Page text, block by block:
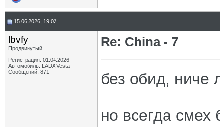
15.06.2026, 19:02
lbvfy
Продвинутый
Регистрация: 01.04.2026
Автомобиль: LADA Vesta
Сообщений: 871
Re: China - 7
без обид, ниче
но всегда смех